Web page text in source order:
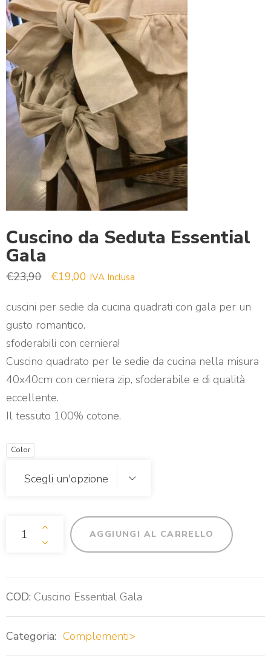
Cuscino da Seduta Essential
Gala
€23,90 Il prezzo originale era: €23,90.
€19,00 Il prezzo attuale è: €19,00.
IVA Inclusa
cuscini per sedie da cucina quadrati con gala per un
gusto romantico.
sfoderabili con cerniera!
Cuscino quadrato per le sedie da cucina nella misura
40x40cm con cerniera zip, sfoderabile e di qualità
eccellente.
Il tessuto 100% cotone.
Color
Cuscino Da Seduta Essential Gala Quantità
AGGIUNGI AL CARRELLO
COD: Cuscino Essential Gala
Categoria: Complementi>